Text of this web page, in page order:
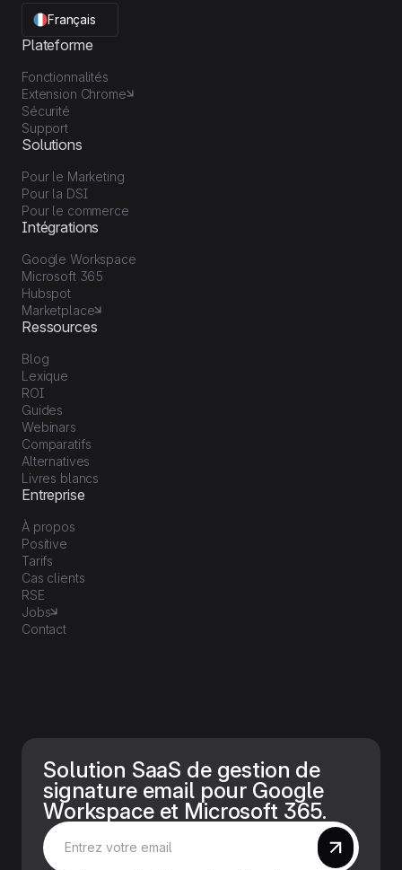
Français
Plateforme
Fonctionnalités
Extension Chrome
Sécurité
Support
Solutions
Pour le Marketing
Pour la DSI
Pour le commerce
Intégrations
Google Workspace
Microsoft 365
Hubspot
Marketplace
Ressources
Blog
Lexique
ROI
Guides
Webinars
Comparatifs
Alternatives
Livres blancs
Entreprise
À propos
Positive
Tarifs
Cas clients
RSE
Jobs
Contact
Solution SaaS de gestion de
signature email pour Google
Workspace et Microsoft 365.